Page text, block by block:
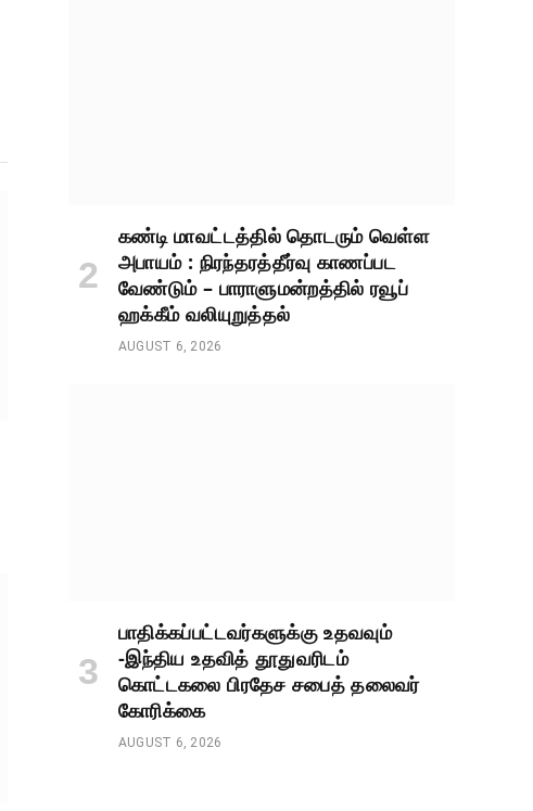
கண்டி மாவட்டத்தில் தொடரும் வெள்ள
அபாயம் : நிரந்தரத்தீர்வு காணப்பட
வேண்டும் – பாராளுமன்றத்தில் ரவூப்
ஹக்கீம் வலியுறுத்தல்
AUGUST 6, 2026
பாதிக்கப்பட்டவர்களுக்கு உதவவும்
-இந்திய உதவித் தூதுவரிடம்
கொட்டகலை பிரதேச சபைத் தலைவர்
கோரிக்கை
AUGUST 6, 2026